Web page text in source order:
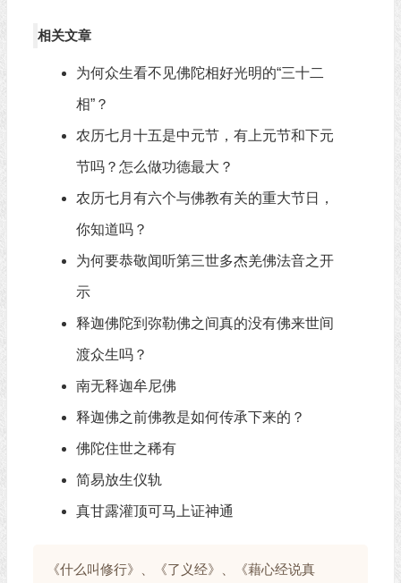
相关文章
为何众生看不见佛陀相好光明的“三十二
相”？
农历七月十五是中元节，有上元节和下元
节吗？怎么做功德最大？
农历七月有六个与佛教有关的重大节日，
你知道吗？
为何要恭敬闻听第三世多杰羌佛法音之开
示
释迦佛陀到弥勒佛之间真的没有佛来世间
渡众生吗？
南无释迦牟尼佛
释迦佛之前佛教是如何传承下来的？
佛陀住世之稀有
简易放生仪轨
真甘露灌顶可马上证神通
《什么叫修行》、《了义经》、《藉心经说真